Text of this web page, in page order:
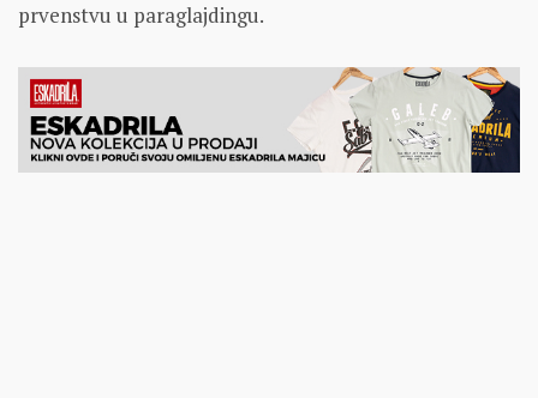
prvenstvu u paraglajdingu.